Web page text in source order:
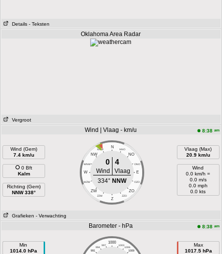
Details - Teksten
Oklahoma Area Radar
Vergroot
Wind | Vlaag - km/u 8:38 am
Wind (Gem)
7.4 km/u
0 Bft
Kalm
Richting (Gem)
NNW 338°
N
NNW NNO
NW NO
WNW ONO
W E
WZW OZO
ZW ZO
ZZW ZZO
Z
0 4
Wind
Vlaag
334° NNW
Vlaag (Max)
20.9 km/u
Wind
0.0 km/h =
0.0 m/s
0.0 mph
0.0 kts
Grafieken - Verwachting
Barometer - hPa 8:38 am
Min
1014.0 hPa
1000
997 1003
994
1006
991
1009
Max
1017.5 hPa